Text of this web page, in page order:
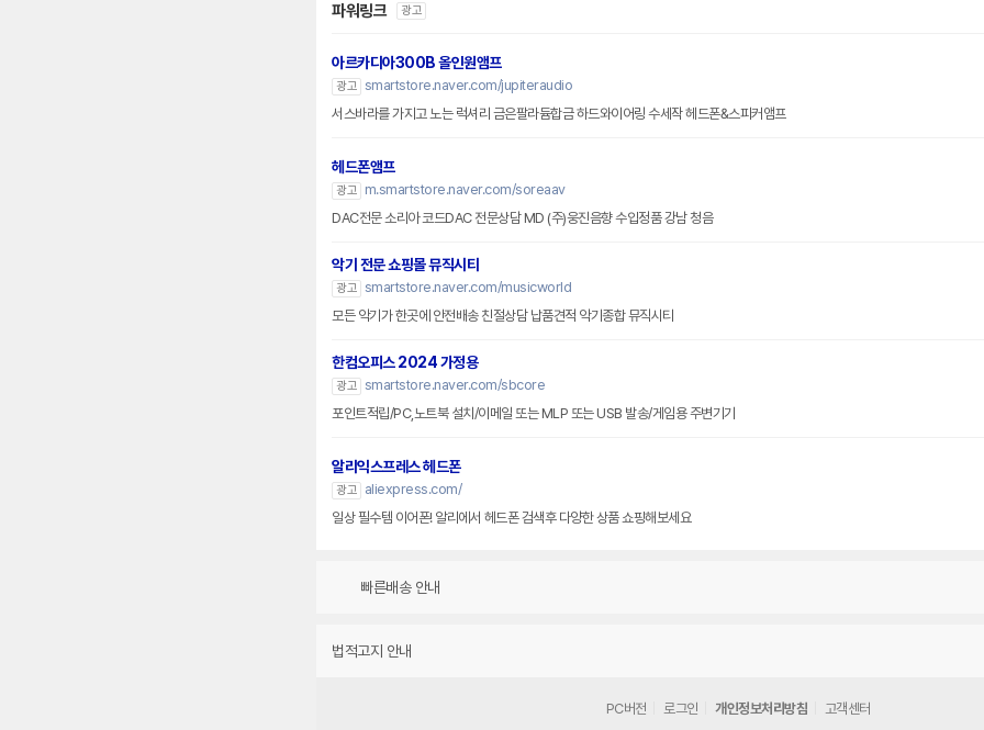
파워링크 광고
아르카디아300B 올인원앰프
광고 smartstore.naver.com/jupiteraudio
서스바라를 가지고 노는 럭셔리 금은팔라듐합금 하드와이어링 수세작 헤드폰&스피커앰프
헤드폰앰프
광고
m.smartstore.naver.com/soreaav
DAC전문 소리아 코드DAC 전문상담 MD (주)웅진음향 수입정품 강남 청음
악기 전문 쇼핑몰 뮤직시티
광고 smartstore.naver.com/musicworld
모든 악기가 한곳에 안전배송 친절상담 납품견적 악기종합 뮤직시티
한컴오피스 2024 가정용
광고 smartstore.naver.com/sbcore
포인트적립/PC,노트북 설치/이메일 또는 MLP 또는 USB 발송/게임용 주변기기
알리익스프레스 헤드폰
광고
aliexpress.com/
일상 필수템 이어폰! 알리에서 헤드폰 검색후 다양한 상품 쇼핑해보세요
빠른배송 안내
법적고지 안내
PC버전 로그인 개인정보처리방침 고객센터